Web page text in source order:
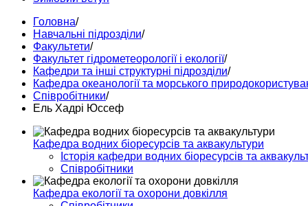
Головна/
Навчальні підрозділи/
Факультети/
Факультет гідрометеорології і екології/
Кафедри та інші структурні підрозділи/
Кафедра океанології та морського
Співробітники/
Ель Хадрі Юссеф
Кафедра водних біоресурсів та аквакультури
Історія кафедри водних біоресурсів та
Співробітники
Кафедра екології та охорони довкілля